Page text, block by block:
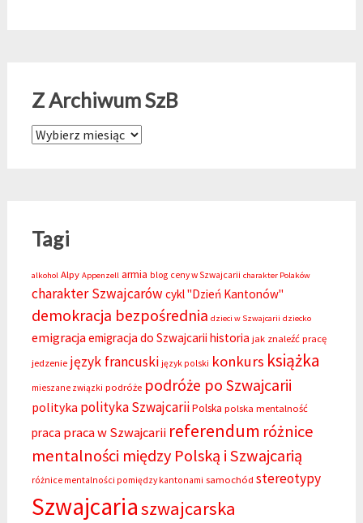
Z Archiwum SzB
Z Archiwum SzB
Tagi
alkohol Alpy Appenzell armia blog ceny w Szwajcarii charakter Polaków
charakter Szwajcarów cykl "Dzień Kantonów"
demokracja bezpośrednia dzieci w Szwajcarii dziecko
emigracjaemigracja do Szwajcarii historia jak znaleźć pracę
jedzenie język francuski język polski konkurs książka
mieszane związki podróże podróże po Szwajcarii
polityka polityka SzwajcariiPolska polska mentalność
praca praca w Szwajcarii referendum różnice
mentalności między Polską i Szwajcarią
różnice mentalności pomiędzy kantonami samochód stereotypy
Szwajcariaszwajcarska